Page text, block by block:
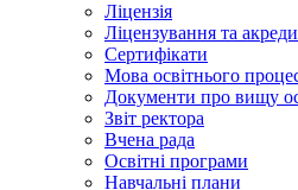
Ліцензія
Ліцензування та
Сертифікати
Мова освітнього
Документи про вищу
Звіт ректора
Вчена рада
Освітні програми
Навчальні плани